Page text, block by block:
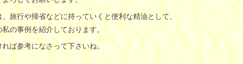
、旅行や帰省などに持っていくと便利な精油として、
私の事例を紹介しております。
れば参考になさって下さいね。